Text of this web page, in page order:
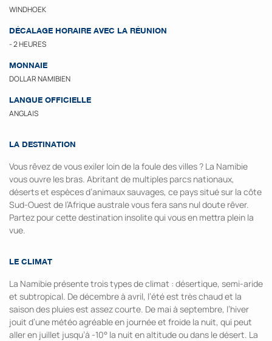
WINDHOEK
DÉCALAGE HORAIRE AVEC LA RÉUNION
- 2 HEURES
MONNAIE
DOLLAR NAMIBIEN
LANGUE OFFICIELLE
ANGLAIS
LA DESTINATION
Vous rêvez de vous exiler loin de la foule des villes ? La Namibie
vous ouvre les bras. Abritant de multiples parcs nationaux,
déserts et espèces d’animaux sauvages, ce pays situé sur la côte
Sud-Ouest de l’Afrique australe vous fera sans nul doute rêver.
Partez pour cette destination insolite qui vous en mettra plein la
vue.
LE CLIMAT
La Namibie présente trois types de climat : désertique, semi-aride
et subtropical. De décembre à avril, l’été est très chaud et la
saison des pluies est assez courte. De mai à septembre, l’hiver
jouit d’une météo agréable en journée et froide la nuit, qui peut
aller en juillet jusqu’à -10° la nuit en altitude ou dans le désert. La